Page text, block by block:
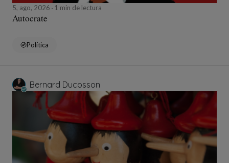
5, ago, 2026 1 min de lectura
Autocrate
Política
Bernard Ducosson